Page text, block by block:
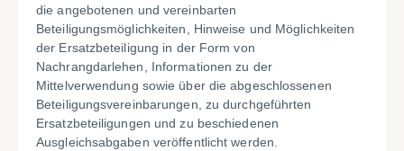
die angebotenen und vereinbarten
Beteiligungsmöglichkeiten, Hinweise und Möglichkeiten
der Ersatzbeteiligung in der Form von
Nachrangdarlehen, Informationen zu der
Mittelverwendung sowie über die abgeschlossenen
Beteiligungsvereinbarungen, zu durchgeführten
Ersatzbeteiligungen und zu beschiedenen
Ausgleichsabgaben veröffentlicht werden.